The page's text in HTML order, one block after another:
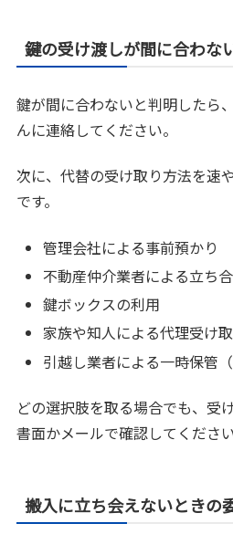
鍵の受け渡しが間に合わな
鍵が間に合わないと判明したら
んに連絡してください。
次に、代替の受け取り方法を速
です。
管理会社による事前預かり
不動産仲介業者による立ち
鍵ボックスの利用
家族や知人による代理受け
引越し業者による一時保管（
どの選択肢を取る場合でも、受
書面かメールで確認してください
搬入に立ち会えないときの